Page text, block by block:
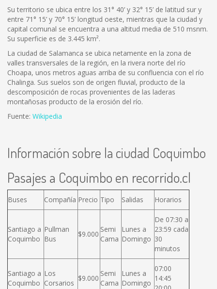
Su territorio se ubica entre los 31° 40’ y 32° 15’ de latitud sur y
entre 71° 15’ y 70° 15’ longitud oeste, mientras que la ciudad y
capital comunal se encuentra a una altitud media de 510 msnm.
Su superficie es de 3.445 km².
La ciudad de Salamanca se ubica netamente en la zona de
valles transversales de la región, en la rivera norte del río
Choapa, unos metros aguas arriba de su confluencia con el río
Chalinga. Sus suelos son de origen fluvial, producto de la
descomposición de rocas provenientes de las laderas
montañosas producto de la erosión del río.
Fuente: Wikipedia
Información sobre la ciudad Coquimbo
Pasajes a Coquimbo en recorrido.cl
Buses Compañía Precio Tipo Salidas Horarios
Santiago a
Coquimbo
Pullman
Bus
$9.000
Semi
Cama
Lunes a
Domingo
De 07:30 a
23:59 cada
30
minutos
Santiago a
Coquimbo
Los
Corsarios
$9.000
Semi
Cama
Lunes a
Domingo
07:00
14:45